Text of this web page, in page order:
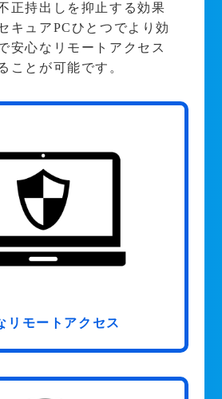
正持出しを抑止する効果
キュアPCひとつでより効
安心なリモートアクセス
ことが可能です。
リモートアクセス